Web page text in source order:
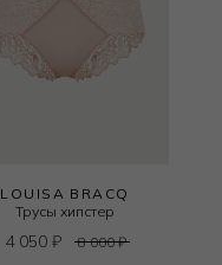
LOUISA BRACQ
Трусы хипстер
4 050 ₽ 8 000₽